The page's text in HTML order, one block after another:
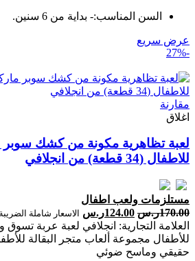
السن المناسب:- بداية من 6 سنين.
عرض سريع
-27%
مقارنة
اغلاق
لعبة تظاهرية مكونة من كشك
للاطفال (34 قطعة) من انجلافي
مستلزمات ولعب اطفال
170.00ر.س 124.00ر.س الاسعار شاملة
العلامة التجارية: انجلافي لعبة عربة
للأطفال مجموعة ألعاب متجر البقالة
حقيقي وماسح ضوئي